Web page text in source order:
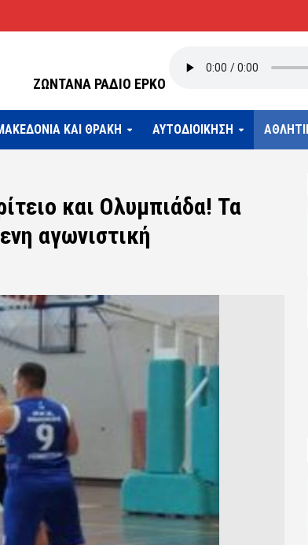
ΖΩΝΤΑΝΑ ΡΑΔΙΟ ΕΡΚΟ
ΚΑΙ ΘΡΑΚΗ ΑΥΤΟΔΙΟΙΚΗΣΗ
και Ολυμπιάδα! Τα
αγωνιστική